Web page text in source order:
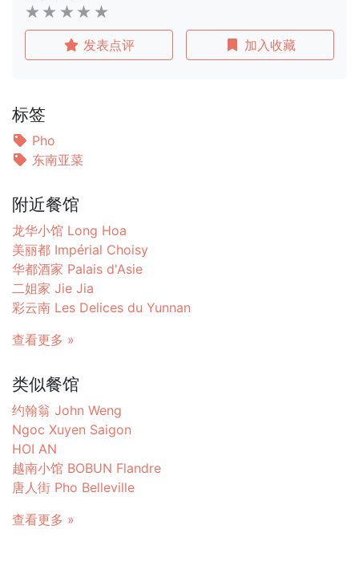
发表点评 加入收藏
标签
Pho
东南亚菜
附近餐馆
龙华小馆 Long Hoa
美丽都 Impérial Choisy
华都酒家 Palais d'Asie
二姐家 Jie Jia
彩云南 Les Delices du Yunnan
查看更多 »
类似餐馆
约翰翁 John Weng
Ngoc Xuyen Saigon
HOI AN
越南小馆 BOBUN Flandre
唐人街 Pho Belleville
查看更多 »